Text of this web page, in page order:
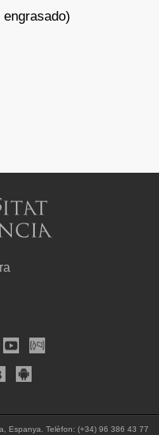
Espanya. Telèfon: (+34) 96 386 43 77